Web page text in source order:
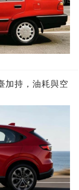
加持，油耗與空